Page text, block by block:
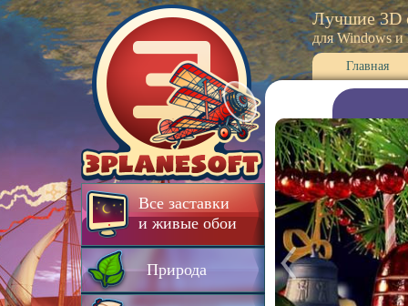
Все заставки
и живые обои
Природа
Лучшие 3D
для Windows и
Главная